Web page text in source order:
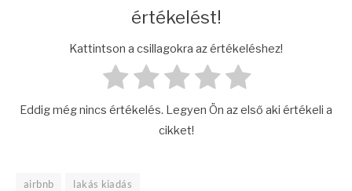
értékelést!
Kattintson a csillagokra az értékeléshez!
Eddig még nincs értékelés. Legyen Ön az első aki értékeli a
cikket!
airbnb lakás kiadás